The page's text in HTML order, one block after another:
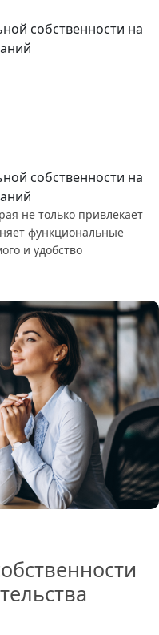
собственности на
собственности на
не только привлекает
функциональные
и удобство